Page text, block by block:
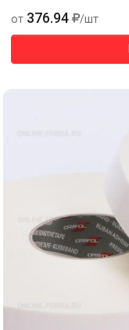
от 376.94 /шт